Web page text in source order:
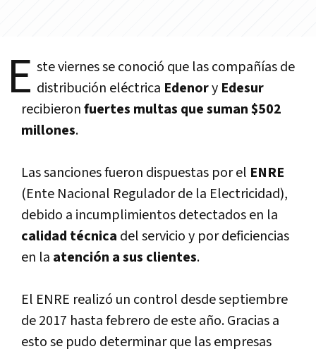
E ste viernes se conoció que las compañí­as de
distribución eléctrica Edenory Edesur
recibieronfuertes multas que suman $502
millones.
Las sanciones fueron dispuestas por el ENRE
(Ente Nacional Regulador de la Electricidad),
debido a incumplimientos detectados en la
calidad técnica del servicio y por deficiencias
en la atención a sus clientes.
El ENRE realizó un control desde septiembre
de 2017 hasta febrero de este año. Gracias a
esto se pudo determinar que las empresas